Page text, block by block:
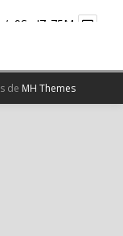
p9SwIZ-75M
de MH Themes